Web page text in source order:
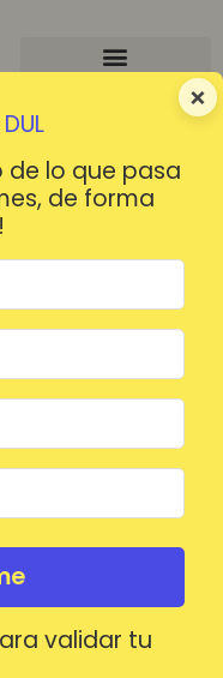
×
de lo que pasa
de forma
validar tu